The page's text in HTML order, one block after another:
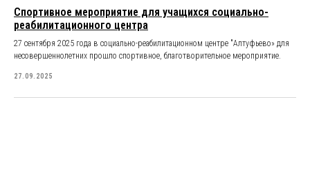
Спортивное мероприятие для учащихся социально-
реабилитационного центра
27 сентября 2025 года в социально-реабилитационном центре "Алтуфьево» для
несовершеннолетних прошло спортивное, благотворительное мероприятие.
27.09.2025